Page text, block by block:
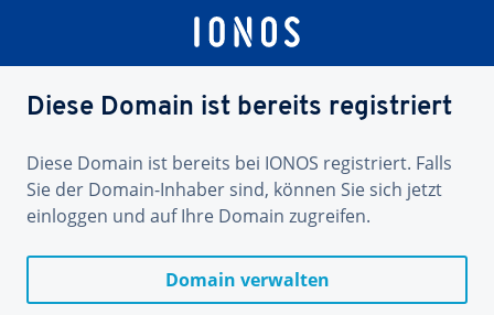
Diese Domain ist bereits registriert
Diese Domain ist bereits bei IONOS registriert. Falls
Sie der Domain-Inhaber sind, können Sie sich jetzt
einloggen und auf Ihre Domain zugreifen.
Domain verwalten